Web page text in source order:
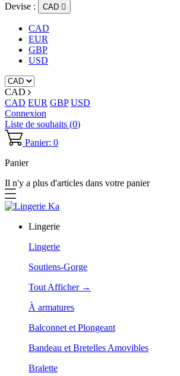
Devise :
CAD 
CAD
EUR
GBP
USD
CAD
CAD EUR GBP USD
Connexion
Liste de souhaits (0)
Panier: 0
Panier
Il n'y a plus d'articles dans votre panier
Lingerie
Lingerie
Soutiens-Gorge
Tout Afficher →
À armatures
Balconnet et Plongeant
Bandeau et Bretelles Amovibles
Bralette